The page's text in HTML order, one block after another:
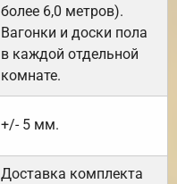
более 6,0 метров).
Вагонки и доски пола
в каждой отдельной
комнате.
+/- 5 мм.
Доставка комплекта